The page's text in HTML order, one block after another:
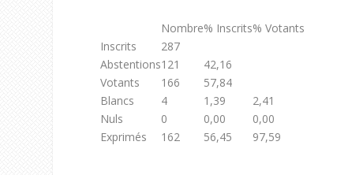
Nombre% Inscrits% Votants
Inscrits
287
Abstentions121
42,16
Votants
166
57,84
Blancs
4 1,39
2,41
Nuls
0 0,00
0,00
Exprimés
162 56,45 97,59